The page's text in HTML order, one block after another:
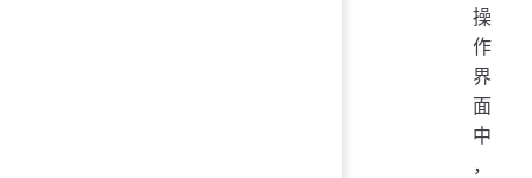
操
作
界
面
中
，